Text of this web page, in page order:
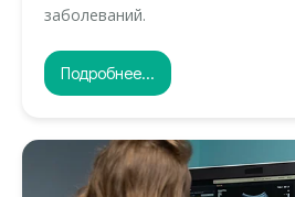
заболеваний.
Подробнее...